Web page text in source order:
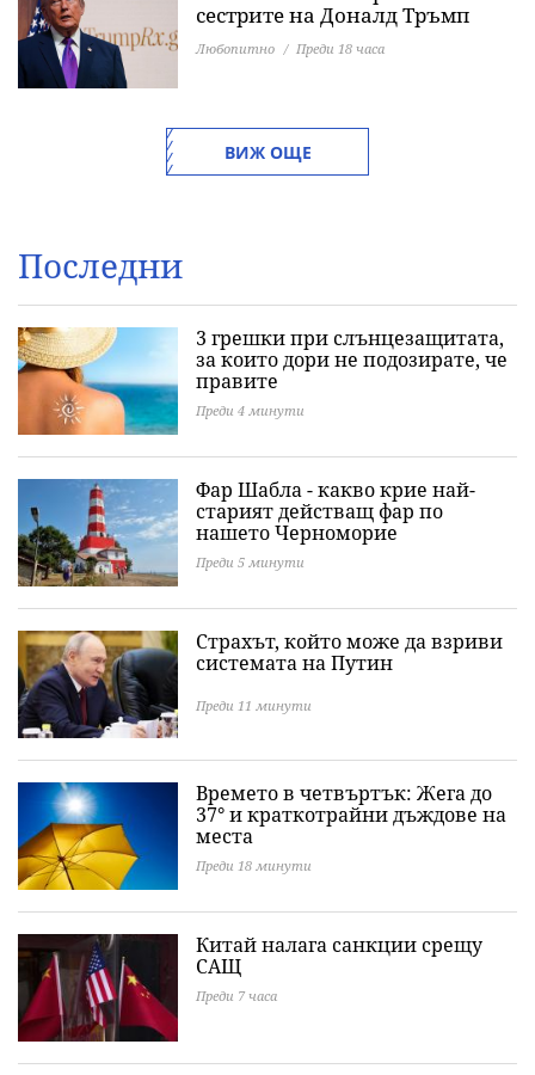
сестрите на Доналд Тръмп
Любопитно Преди 18 часа
ВИЖ ОЩЕ
Последни
3 грешки при слънцезащитата,
за които дори не подозирате, че
правите
Преди 4 минути
Фар Шабла - какво крие най-
старият действащ фар по
нашето Черноморие
Преди 5 минути
Страхът, който може да взриви
системата на Путин
Преди 11 минути
Времето в четвъртък: Жега до
37° и краткотрайни дъждове на
места
Преди 18 минути
Китай налага санкции срещу
САЩ
Преди 7 часа